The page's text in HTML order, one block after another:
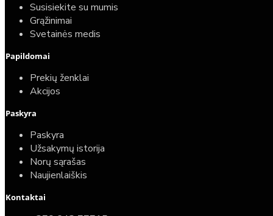
Susisiekite su mumis
Grąžinimai
Svetainės medis
Papildomai
Prekių ženklai
Akcijos
Paskyra
Paskyra
Užsakymų istorija
Norų sąrašas
Naujienlaiškis
Kontaktai